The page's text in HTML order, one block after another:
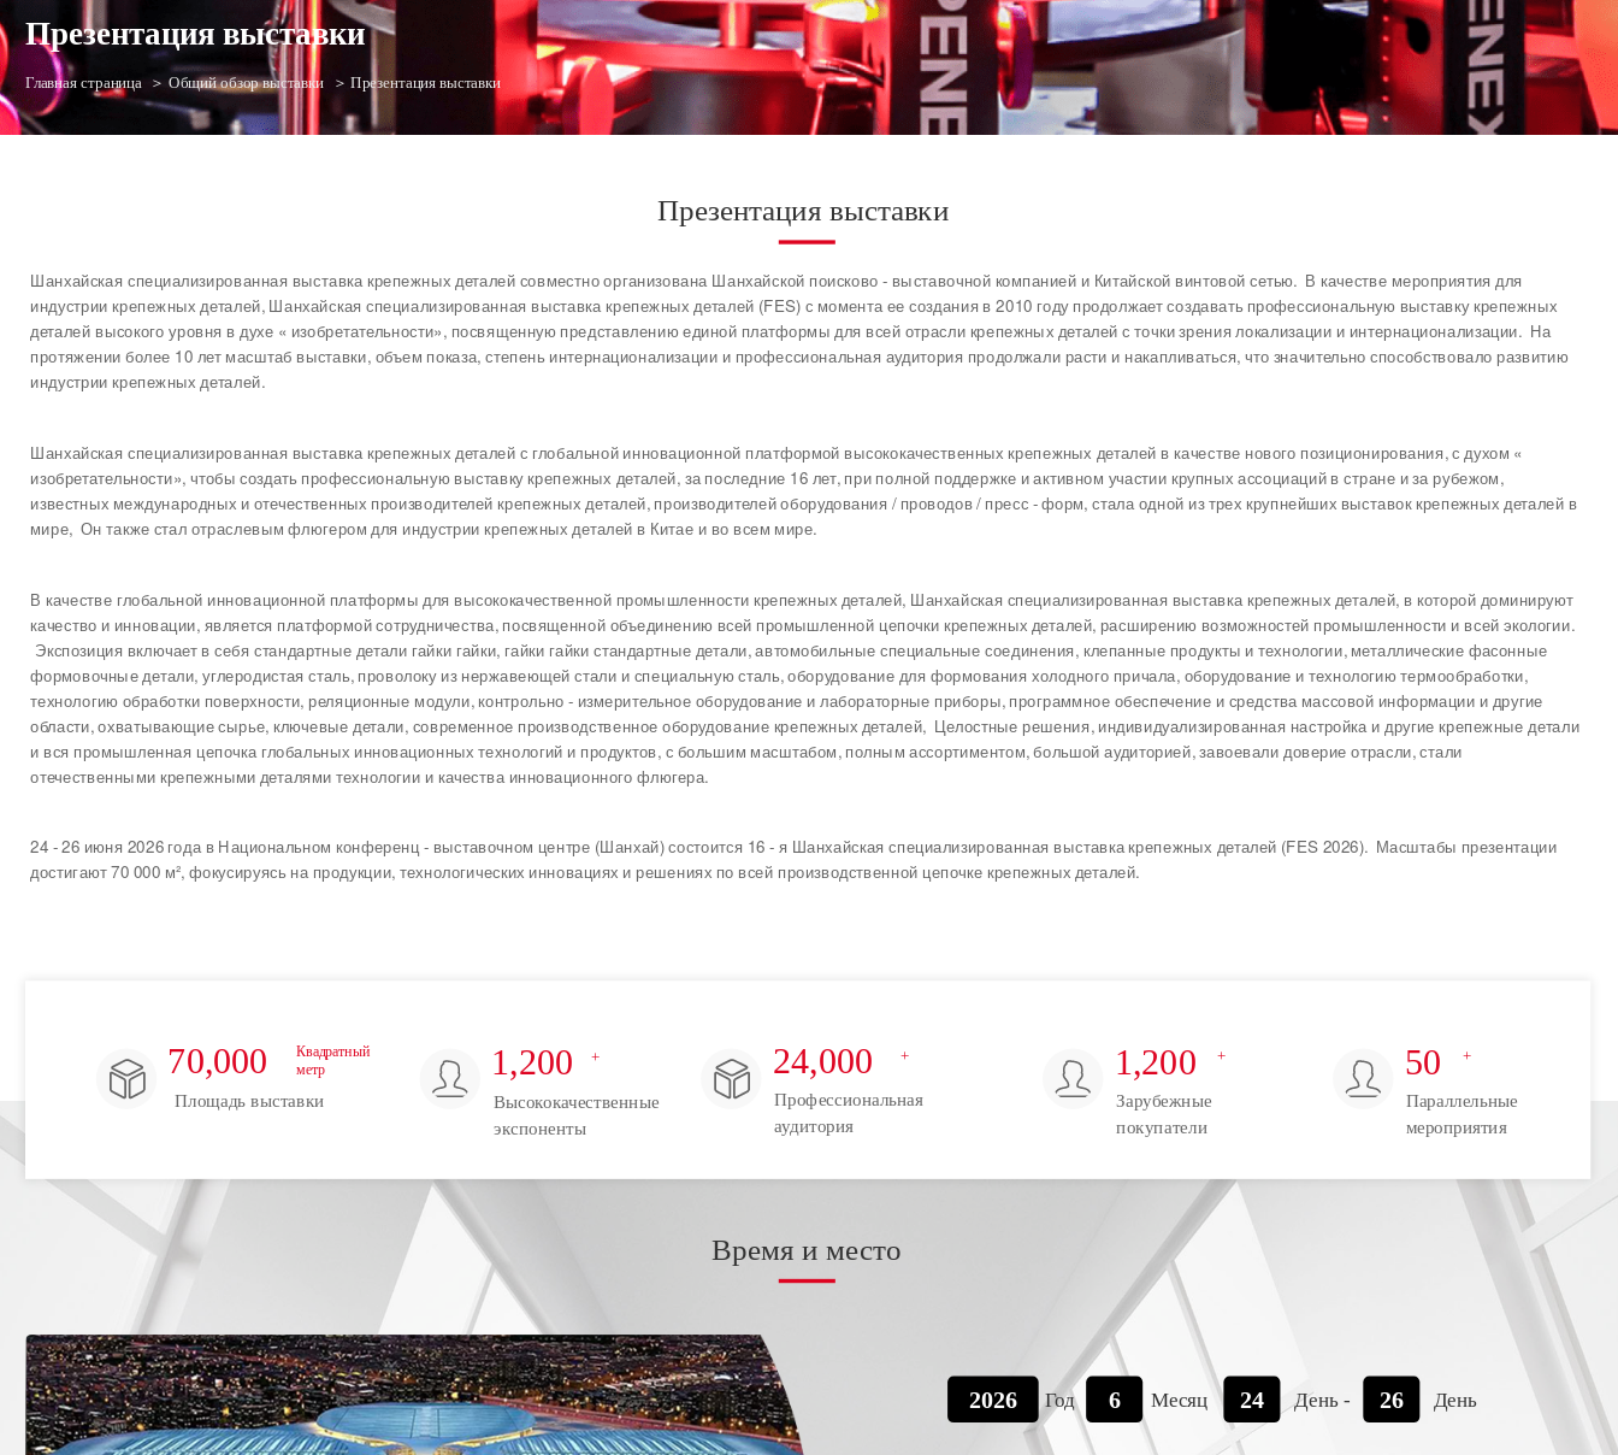
Презентация выставки
Главная страница ＞ Общий обзор выставки ＞ Презентация выставки
Презентация выставки
Шанхайская специализированная выставка крепежных деталей совместно организована Шанхайской поисково - выставочной компанией и Китайской винтовой сетью. В качестве мероприятия для
индустрии крепежных деталей, Шанхайская специализированная выставка крепежных деталей (FES) с момента ее создания в 2010 году продолжает создавать профессиональную выставку крепежных
деталей высокого уровня в духе « изобретательности», посвященную представлению единой платформы для всей отрасли крепежных деталей с точки зрения локализации и интернационализации. На
протяжении более 10 лет масштаб выставки, объем показа, степень интернационализации и профессиональная аудитория продолжали расти и накапливаться, что значительно способствовало развитию
индустрии крепежных деталей.
Шанхайская специализированная выставка крепежных деталей с глобальной инновационной платформой высококачественных крепежных деталей в качестве нового позиционирования, с духом «
изобретательности», чтобы создать профессиональную выставку крепежных деталей, за последние 16 лет, при полной поддержке и активном участии крупных ассоциаций в стране и за рубежом,
известных международных и отечественных производителей крепежных деталей, производителей оборудования / проводов / пресс - форм, стала одной из трех крупнейших выставок крепежных деталей в
мире, Он также стал отраслевым флюгером для индустрии крепежных деталей в Китае и во всем мире.
В качестве глобальной инновационной платформы для высококачественной промышленности крепежных деталей, Шанхайская специализированная выставка крепежных деталей, в которой доминируют
качество и инновации, является платформой сотрудничества, посвященной объединению всей промышленной цепочки крепежных деталей, расширению возможностей промышленности и всей экологии.
Экспозиция включает в себя стандартные детали гайки гайки, гайки гайки стандартные детали, автомобильные специальные соединения, клепанные продукты и технологии, металлические фасонные
формовочные детали, углеродистая сталь, проволоку из нержавеющей стали и специальную сталь, оборудование для формования холодного причала, оборудование и технологию термообработки,
технологию обработки поверхности, реляционные модули, контрольно - измерительное оборудование и лабораторные приборы, программное обеспечение и средства массовой информации и другие
области, охватывающие сырье, ключевые детали, современное производственное оборудование крепежных деталей, Целостные решения, индивидуализированная настройка и другие крепежные детали
и вся промышленная цепочка глобальных инновационных технологий и продуктов, с большим масштабом, полным ассортиментом, большой аудиторией, завоевали доверие отрасли, стали
отечественными крепежными деталями технологии и качества инновационного флюгера.
24 - 26 июня 2026 года в Национальном конференц - выставочном центре (Шанхай) состоится 16 - я Шанхайская специализированная выставка крепежных деталей (FES 2026). Масштабы презентации
достигают 70 000 м², фокусируясь на продукции, технологических инновациях и решениях по всей производственной цепочке крепежных деталей.
70,000 Квадратный
метр
Площадь выставки
1,200 +
Высококачественные
экспоненты
24,000 +
Профессиональная
аудитория
1,200 +
Зарубежные
покупатели
50 +
Параллельные
мероприятия
Время и место
2026 6 24 26
Год Месяц День - День